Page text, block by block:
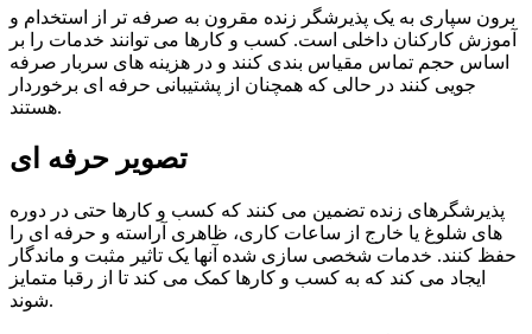
برون سپاری به یک پذیرشگر زنده مقرون به صرفه تر از استخدام و
آموزش کارکنان داخلی است. کسب و کارها می توانند خدمات را بر
اساس حجم تماس مقیاس بندی کنند و در هزینه های سربار صرفه
جویی کنند در حالی که همچنان از پشتیبانی حرفه ای برخوردار
هستند.
تصویر حرفه ای
پذیرشگرهای زنده تضمین می کنند که کسب و کارها حتی در دوره
های شلوغ یا خارج از ساعات کاری، ظاهری آراسته و حرفه ای را
حفظ کنند. خدمات شخصی سازی شده آنها یک تاثیر مثبت و ماندگار
ایجاد می کند که به کسب و کارها کمک می کند تا از رقبا متمایز
شوند.